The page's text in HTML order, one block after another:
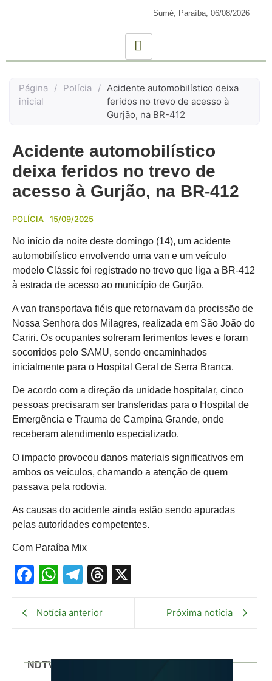
Sumé, Paraíba, 06/08/2026
Página
inicial
/ Polícia / Acidente automobilístico deixa
feridos no trevo de acesso à
Gurjão, na BR-412
Acidente automobilístico
deixa feridos no trevo de
acesso à Gurjão, na BR-412
POLÍCIA 15/09/2025
No início da noite deste domingo (14), um acidente
automobilístico envolvendo uma van e um veículo
modelo Clássic foi registrado no trevo que liga a BR-412
à estrada de acesso ao município de Gurjão.
A van transportava fiéis que retornavam da procissão de
Nossa Senhora dos Milagres, realizada em São João do
Cariri. Os ocupantes sofreram ferimentos leves e foram
socorridos pelo SAMU, sendo encaminhados
inicialmente para o Hospital Geral de Serra Branca.
De acordo com a direção da unidade hospitalar, cinco
pessoas precisaram ser transferidas para o Hospital de
Emergência e Trauma de Campina Grande, onde
receberam atendimento especializado.
O impacto provocou danos materiais significativos em
ambos os veículos, chamando a atenção de quem
passava pela rodovia.
As causas do acidente ainda estão sendo apuradas
pelas autoridades competentes.
Com Paraíba Mix
Facebook
WhatsApp
Telegram
Threads
Notícia anterior Próxima notícia
NDTV